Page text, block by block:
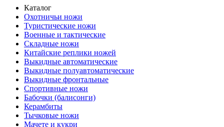
Каталог
Охотничьи ножи
Туристические ножи
Военные и тактические
Складные ножи
Китайские реплики ножей
Выкидные автоматические
Выкидные полуавтоматические
Выкидные фронтальные
Спортивные ножи
Бабочки (балисонги)
Керамбиты
Тычковые ножи
Мачете и кукри